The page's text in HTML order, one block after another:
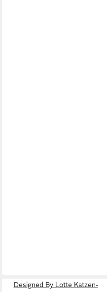
Designed By Lotte Katzen-